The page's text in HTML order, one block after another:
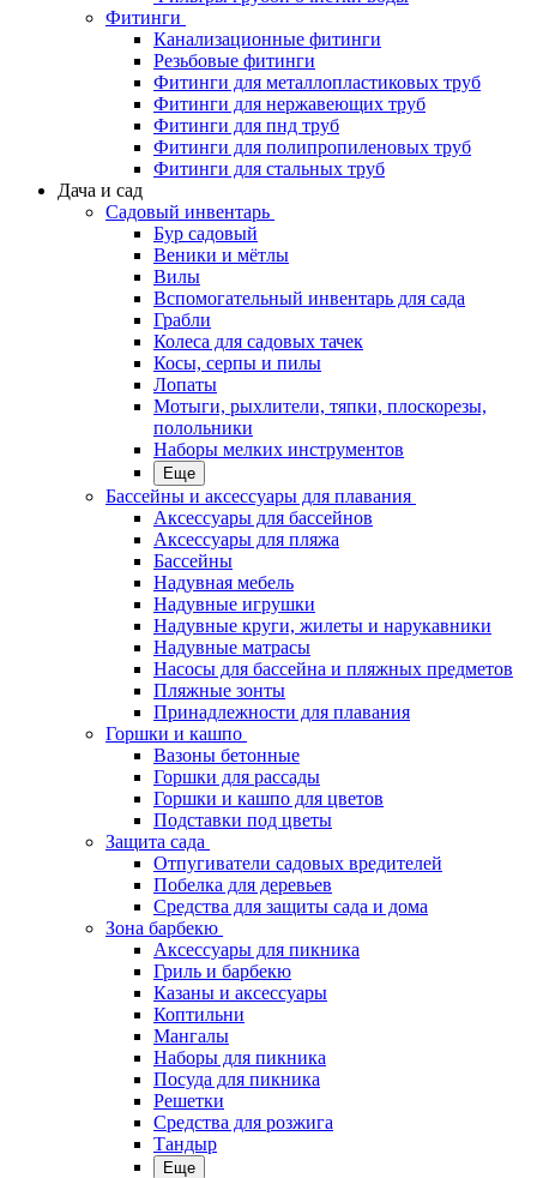
Фитинги
Канализационные фитинги
Резьбовые фитинги
Фитинги для металлопластиковых труб
Фитинги для нержавеющих труб
Фитинги для пнд труб
Фитинги для полипропиленовых труб
Фитинги для стальных труб
Дача и сад
Садовый инвентарь
Бур садовый
Веники и мётлы
Вилы
Вспомогательный инвентарь для сада
Грабли
Колеса для садовых тачек
Косы, серпы и пилы
Лопаты
Мотыги, рыхлители, тяпки, плоскорезы,
полольники
Наборы мелких инструментов
Еще
Бассейны и аксессуары для плавания
Аксессуары для бассейнов
Аксессуары для пляжа
Бассейны
Надувная мебель
Надувные игрушки
Надувные круги, жилеты и нарукавники
Надувные матрасы
Насосы для бассейна и пляжных предметов
Пляжные зонты
Принадлежности для плавания
Горшки и кашпо
Вазоны бетонные
Горшки для рассады
Горшки и кашпо для цветов
Подставки под цветы
Защита сада
Отпугиватели садовых вредителей
Побелка для деревьев
Средства для защиты сада и дома
Зона барбекю
Аксессуары для пикника
Гриль и барбекю
Казаны и аксессуары
Коптильни
Мангалы
Наборы для пикника
Посуда для пикника
Решетки
Средства для розжига
Тандыр
Еще